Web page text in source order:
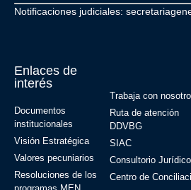
Notificaciones judiciales:
Enlaces de
interés
Documentos
institucionales
Visión Estratégica
Valores pecuniarios
Resoluciones de los
Trabaja con
Ruta de atención
DDVBG
SIAC
Consultorio Jurídico
Centro de